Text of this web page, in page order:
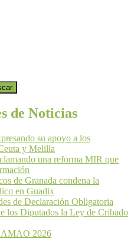
de Noticias
su apoyo a los
y Melilla
una reforma MIR que
de Granada condena la
en Guadix
de Declaración Obligatoria
los Diputados la Ley de Cribado
2026